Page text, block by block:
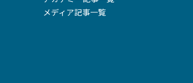
メディア記事一覧